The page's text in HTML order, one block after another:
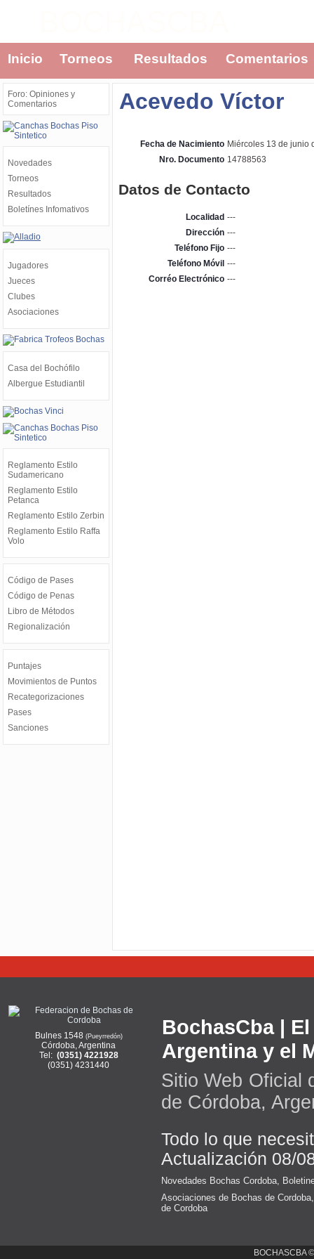
Inicio Torneos Resultados Comentarios
Foro: Opiniones y
Comentarios
Novedades
Torneos
Resultados
Boletínes Infomativos
Jugadores
Jueces
Clubes
Asociaciones
Casa del Bochófilo
Albergue Estudiantil
Reglamento Estilo
Sudamericano
Reglamento Estilo
Petanca
Reglamento Estilo Zerbin
Reglamento Estilo Raffa
Volo
Código de Pases
Código de Penas
Libro de Métodos
Regionalización
Puntajes
Movimientos de Puntos
Recategorizaciones
Pases
Sanciones
Acevedo Víctor
Fecha de Nacimiento Miércoles 13 de junio
Nro. Documento 14788563
Datos de Contacto
Localidad ---
Dirección ---
Teléfono Fijo ---
Teléfono Móvil ---
Corréo Electrónico ---
Bulnes 1548 (Pueyrredón)
Córdoba, Argentina
Tel: (0351) 4221928
(0351) 4231440
BochasCba |
Argentina y el
Sitio Web Oficial
de Córdoba,
Todo lo que
Actualización 08/
Novedades Bochas Cordoba
Asociaciones de Bochas de Cordoba
de Cordoba
BOCHASCBA